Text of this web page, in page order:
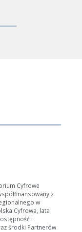
Cyfrowe
z
w
Cyfrowa, lata
i
środki Partnerów